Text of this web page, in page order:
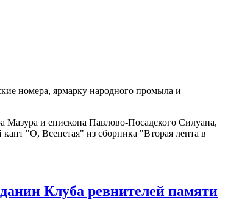
номера, ярмарку народного промыла и
Мазура и епископа Павлово-Посадского Силуана,
"О, Всепетая" из сборника "Вторая лепта в
Клуба ревнителей памяти